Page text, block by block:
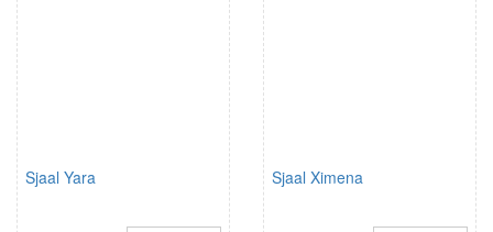
Sjaal Yara Sjaal Ximena